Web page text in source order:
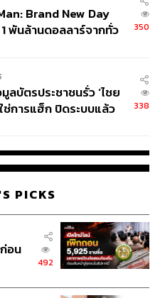
Brand New Day
พันล้านดอลลาร์จากทั่ว
350
ลบัตรประชาชนรั่ว ‘ไชย
ช่การแฮ็ก ปิดระบบแล้ว
338
PICKS
อน
492